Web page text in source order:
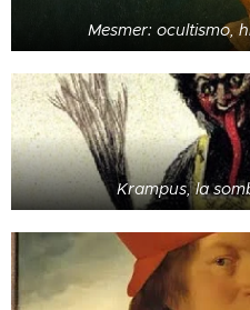
Mesmer: ocultismo,
Krampus, la